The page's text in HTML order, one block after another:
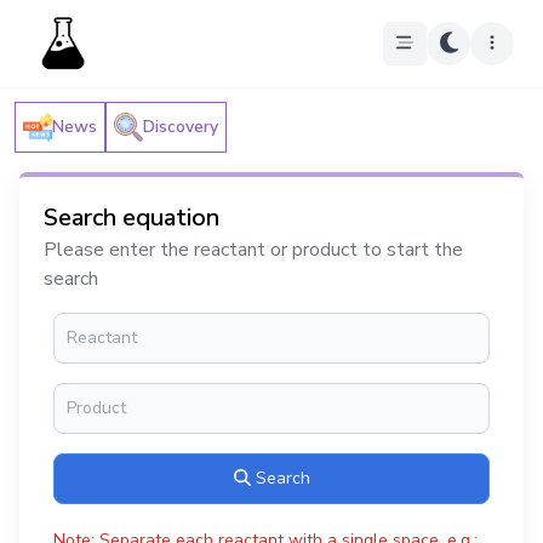
News Discovery
Search equation
Please enter the reactant or product to start the
search
Search